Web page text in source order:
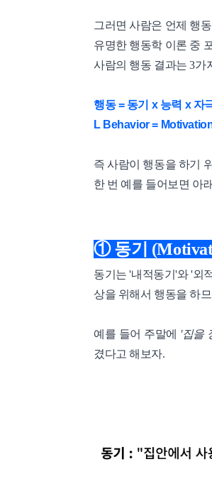
그러면 사람은 언제 행
유명한 행동학 이론 중
사람의 행동 결과는 3가
행동 = 동기 x 능력 x 자
L Behavior =
즉 사람이 행동을 하기
한 번 예를 들어보면 아
① 동기
동기는 '내적동기'와 '외
상을 위해서 행동을 하
예를 들어 주말에 '집을
겼다고 해보자.